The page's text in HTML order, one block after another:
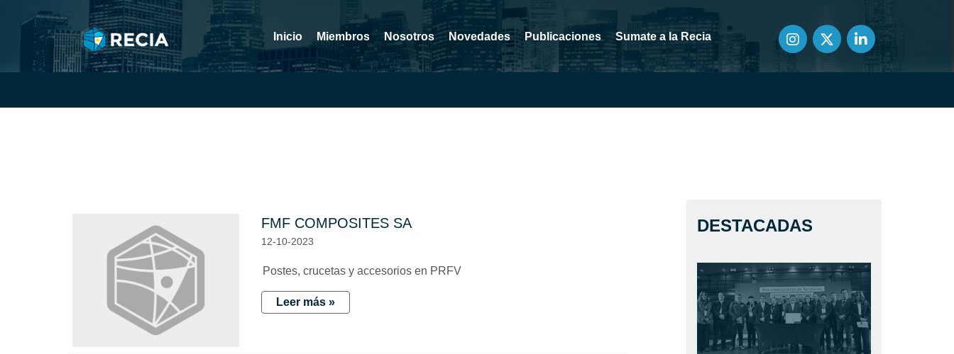
Inicio Miembros Nosotros Novedades Publicaciones Sumate a la Recia
FMF COMPOSITES SA
12-10-2023
Postes, crucetas y accesorios en PRFV
Leer más »
DESTACADAS